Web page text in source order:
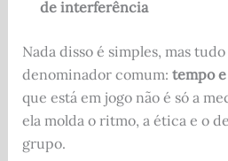
de interferência
Nada disso é simples, mas
denominador comum: tempo
que está em jogo não é só a
ela molda o ritmo, a ética e o
grupo.